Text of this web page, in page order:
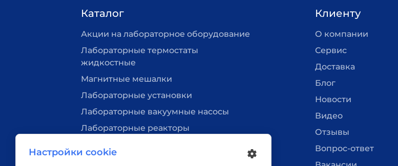
Каталог
Акции на лабораторное оборудование
Лабораторные термостаты
жидкостные
Магнитные мешалки
Лабораторные установки
Лабораторные вакуумные насосы
Лабораторные реакторы
Клиенту
О компании
Сервис
Доставка
Блог
Новости
Видео
Отзывы
Вопрос-ответ
Настройки cookie